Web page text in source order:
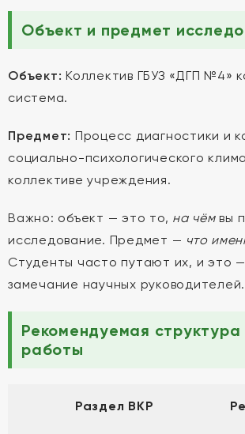
Объект и предмет
Объект: Коллектив ГБУЗ «ДГП №4»
система.
Предмет: Процесс диагностики и
социально-психологического
коллективе учреждения.
Важно: объект — это то, на чёмвы
исследование. Предмет — что
Студенты часто путают их, и это
замечание научных руководителей.
Рекомендуемая
работы
Раздел ВКР